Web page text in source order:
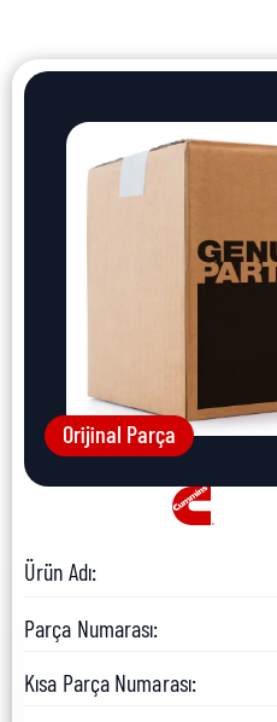
Orijinal Parça
Ürün Adı:
Parça Numarası:
Kısa Parça Numarası: